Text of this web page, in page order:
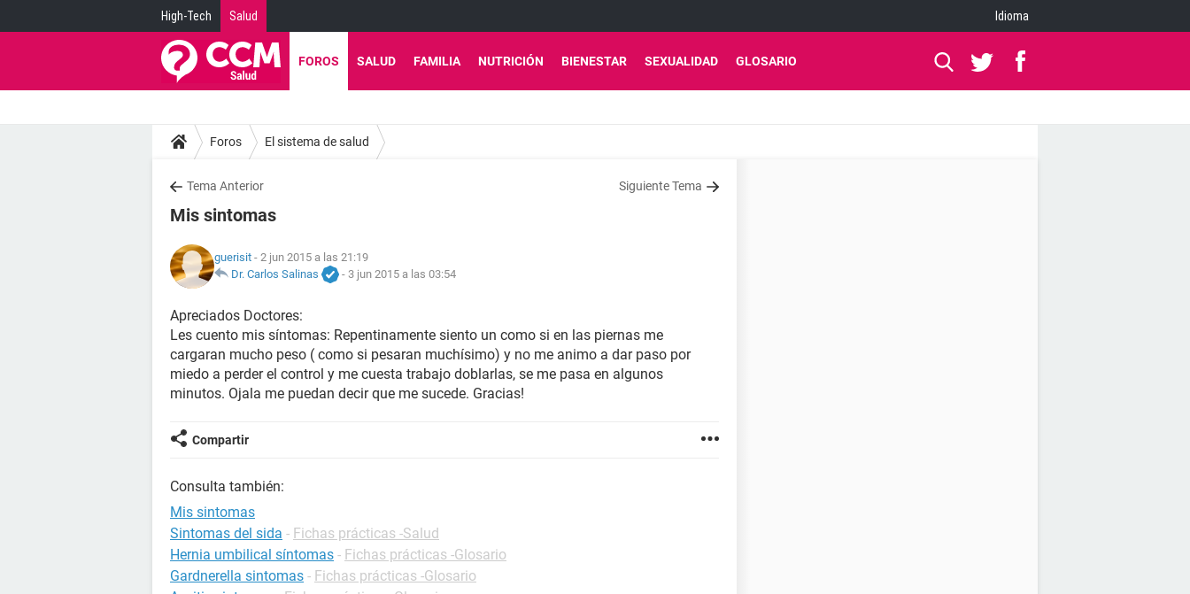
High-Tech Salud Idioma
FOROS SALUD FAMILIA NUTRICIÓN BIENESTAR SEXUALIDAD GLOSARIO
Foros El sistema de salud
Tema Anterior Siguiente Tema
Mis sintomas
guerisit - 2 jun 2015 a las 21:19
Dr. Carlos Salinas
- 3 jun 2015 a las 03:54
Apreciados Doctores:
Les cuento mis síntomas: Repentinamente siento un como si en las piernas me
cargaran mucho peso ( como si pesaran muchísimo) y no me animo a dar paso por
miedo a perder el control y me cuesta trabajo doblarlas, se me pasa en algunos
minutos. Ojala me puedan decir que me sucede. Gracias!
Compartir
Consulta también:
Mis sintomas
Sintomas del sida - Fichas prácticas -Salud
Hernia umbilical síntomas - Fichas prácticas -Glosario
Gardnerella sintomas - Fichas prácticas -Glosario